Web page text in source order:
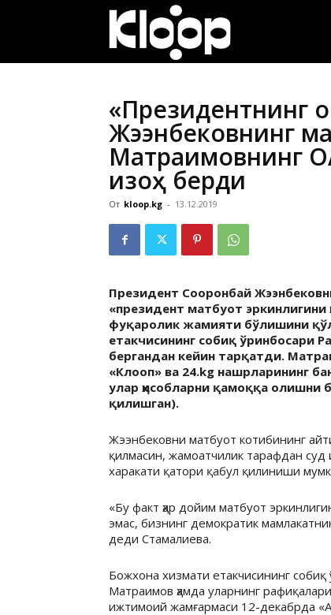
«Президентнинг
Жээнбековнинг
Матраимовнинг
изоҳ берди
От kloop.kg - 13.12.2019
Президент Сооронбай
«президент матбуот
фуқаролик жамияти бўлишини
етакчисининг собиқ ўринбосари
бергандан кейин тарқатди.
«Клооп» ва 24.kg нашрларининг
улар ҳисобларни қамоққа
қилишган).
Жээнбековни матбуот котибининг
қилмасин, жамоатчилик тарафдан суд
харакати қатори қабул қилиниши
«Бу факт ҳар дойим матбуот
эмас, бизнинг демократик
деди Стамалиева.
Божхона хизмати етакчисининг
Матраимов ҳамда уларнинг
ижтимоий жамғармаси 12-декабрда